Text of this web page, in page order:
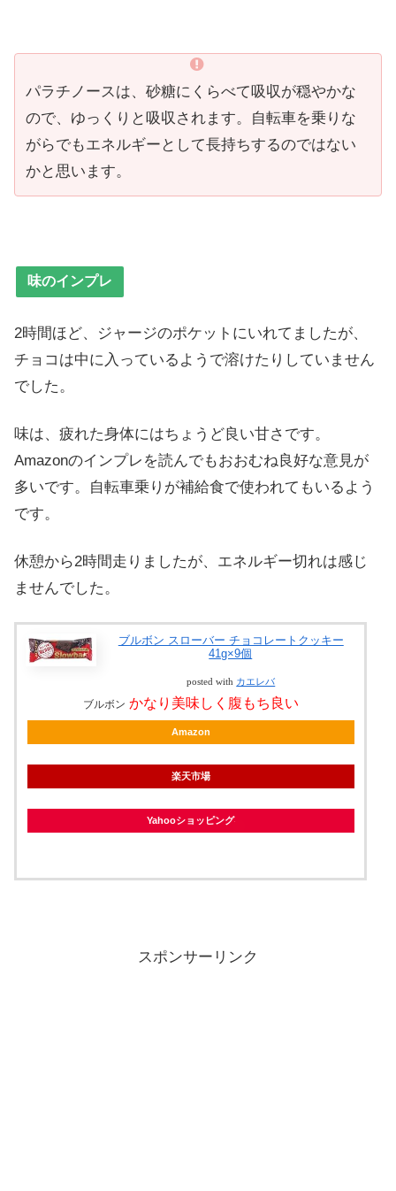
パラチノースは、砂糖にくらべて吸収が穏やかな
ので、ゆっくりと吸収されます。自転車を乗りな
がらでもエネルギーとして長持ちするのではない
かと思います。
味のインプレ
2時間ほど、ジャージのポケットにいれてましたが、
チョコは中に入っているようで溶けたりしていません
でした。
味は、疲れた身体にはちょうど良い甘さです。
Amazonのインプレを読んでもおおむね良好な意見が
多いです。自転車乗りが補給食で使われてもいるよう
です。
休憩から2時間走りましたが、エネルギー切れは感じ
ませんでした。
ブルボン スローバー チョコレートクッキー
41g×9個
posted with カエレバ
ブルボン かなり美味しく腹もち良い
Amazon
楽天市場
Yahooショッピング
スポンサーリンク